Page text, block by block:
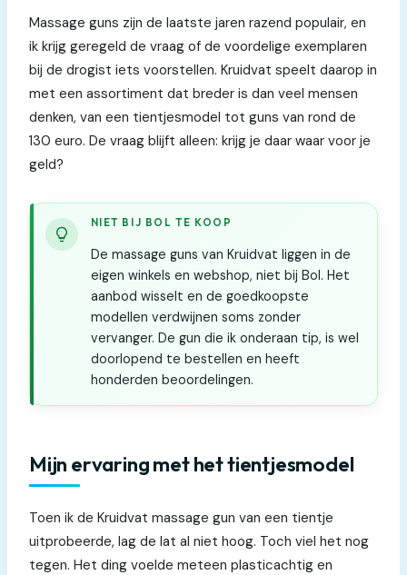
Massage guns zijn de laatste jaren razend populair, en
ik krijg geregeld de vraag of de voordelige exemplaren
bij de drogist iets voorstellen. Kruidvat speelt daarop in
met een assortiment dat breder is dan veel mensen
denken, van een tientjesmodel tot guns van rond de
130 euro. De vraag blijft alleen: krijg je daar waar voor je
geld?
NIET BIJ BOL TE KOOP
De massage guns van Kruidvat liggen in de
eigen winkels en webshop, niet bij Bol. Het
aanbod wisselt en de goedkoopste
modellen verdwijnen soms zonder
vervanger. De gun die ik onderaan tip, is wel
doorlopend te bestellen en heeft
honderden beoordelingen.
Mijn ervaring met het tientjesmodel
Toen ik de Kruidvat massage gun van een tientje
uitprobeerde, lag de lat al niet hoog. Toch viel het nog
tegen. Het ding voelde meteen plasticachtig en